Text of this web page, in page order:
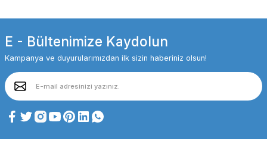
E - Bültenimize Kaydolun
Kampanya ve duyurularımızdan ilk sizin haberiniz olsun!